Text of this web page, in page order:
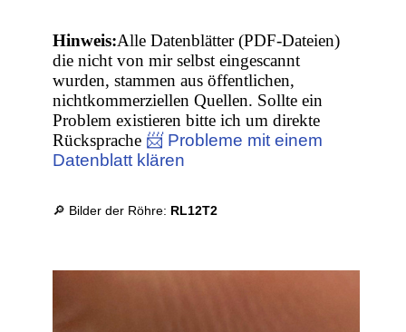
Hinweis:Alle Datenblätter (PDF-Dateien)
die nicht von mir selbst eingescannt
wurden, stammen aus öffentlichen,
nichtkommerziellen Quellen. Sollte ein
Problem existieren bitte ich um direkte
Rücksprache 📨 Probleme mit einem
Datenblatt klären
🔎 Bilder der Röhre: RL12T2